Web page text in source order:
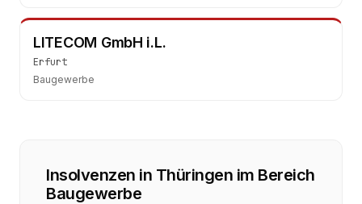
LITECOM GmbH i.L.
Erfurt
Baugewerbe
Insolvenzen in Thüringen im Bereich
Baugewerbe